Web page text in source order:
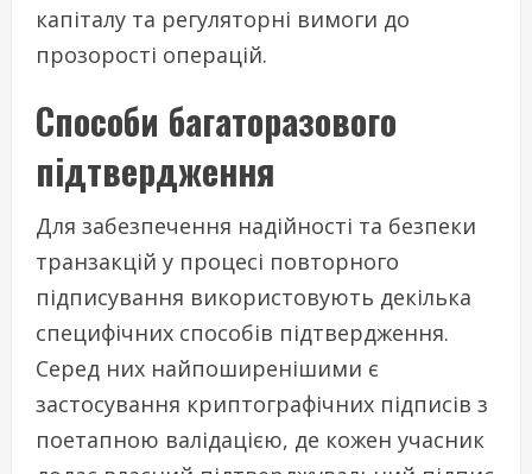
капіталу та регуляторні вимоги до
прозорості операцій.
Способи багаторазового
підтвердження
Для забезпечення надійності та безпеки
транзакцій у процесі повторного
підписування використовують декілька
специфічних способів підтвердження.
Серед них найпоширенішими є
застосування криптографічних підписів з
поетапною валідацією, де кожен учасник